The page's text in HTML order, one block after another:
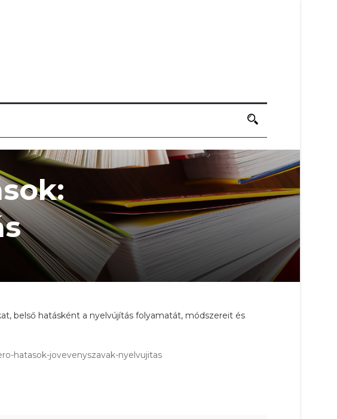
belső hatásként a nyelvújítás folyamatát, módszereit és
hatasok-jovevenyszavak-nyelvujitas